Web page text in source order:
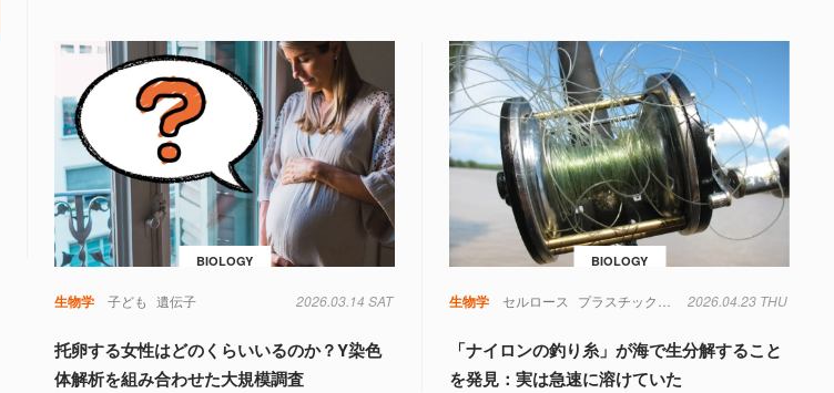
BIOLOGY
生物学 子ども 遺伝子 2026.03.14 SAT
托卵する女性はどのくらいいるのか？Y染色
体解析を組み合わせた大規模調査
BIOLOGY
生物学 セルロース プラスチック 微生物 海洋生物 生物学
2026.04.23 THU
「ナイロンの釣り糸」が海で生分解すること
を発見：実は急速に溶けていた